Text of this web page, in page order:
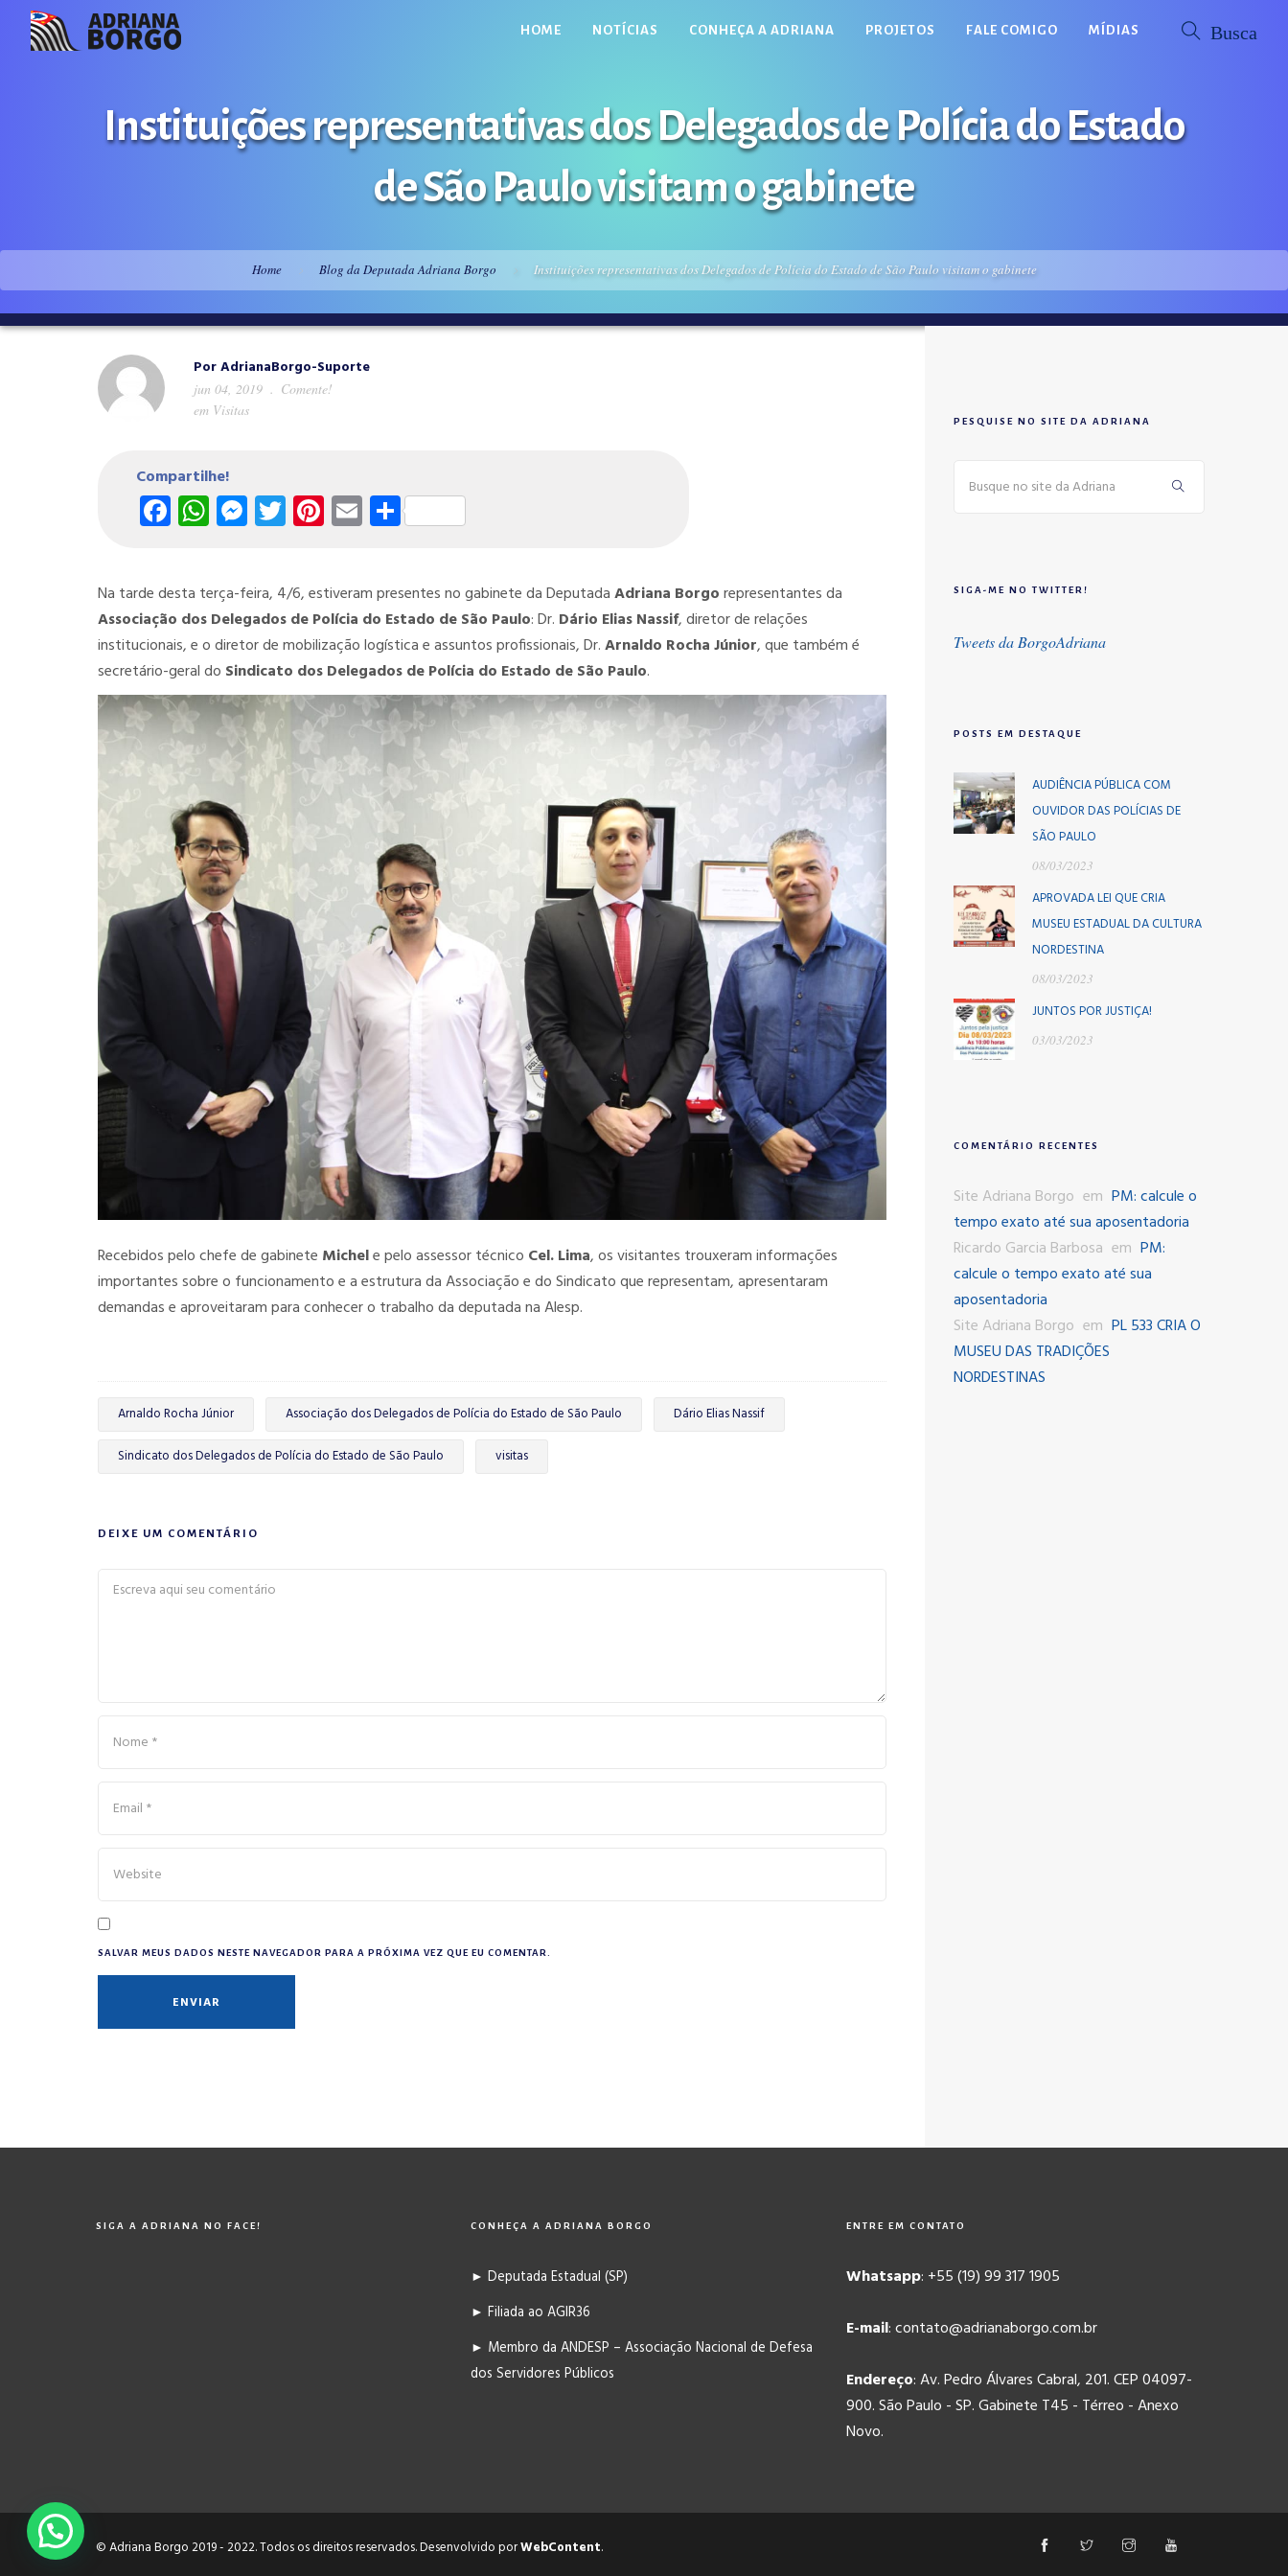
HOME NOTÍCIAS CONHEÇA A ADRIANA PROJETOS FALE COMIGO MÍDIAS
Instituições representativas dos Delegados de Polícia do Estado
de São Paulo visitam o gabinete
Home Blog da Deputada Adriana Borgo Instituições representativas dos Delegados de Polícia do Estado de São Paulo visitam o gabinete
PorAdrianaBorgo-Suporte
jun 04, 2019
Comente!
em Visitas
Compartilhe!
Facebook
WhatsApp
Messenger
Twitter
Pinterest
Email
Share
Na tarde desta terça-feira, 4/6, estiveram presentes no gabinete da DeputadaAdriana Borgorepresentantes da
Associação dos Delegados de Polícia do Estado de São Paulo: Dr. Dário Elias Nassif, diretor de relações
institucionais, e o diretor de mobilização logística e assuntos profissionais, Dr.Arnaldo Rocha Júnior, que também é
secretário-geral do Sindicato dos Delegados de Polícia do Estado de São Paulo.
Recebidos pelo chefe de gabinete Michele pelo assessor técnico Cel. Lima, os visitantes trouxeram informações
importantes sobre o funcionamento e a estrutura da Associação e do Sindicato que representam, apresentaram
demandas e aproveitaram para conhecer o trabalho da deputada na Alesp.
Arnaldo Rocha Júnior Associação dos Delegados de Polícia do Estado de São Paulo Dário Elias Nassif
Sindicato dos Delegados de Polícia do Estado de São Paulo visitas
DEIXE UM COMENTÁRIO
SALVAR MEUS DADOS NESTE NAVEGADOR PARA A PRÓXIMA VEZ QUE EU COMENTAR.
PESQUISE NO SITE DA ADRIANA
SIGA-ME NO TWITTER!
Tweets da BorgoAdriana
POSTS EM DESTAQUE
AUDIÊNCIA PÚBLICA COM
OUVIDOR DAS POLÍCIAS DE
SÃO PAULO
08/03/2023
APROVADA LEI QUE CRIA
MUSEU ESTADUAL DA CULTURA
NORDESTINA
08/03/2023
JUNTOS POR JUSTIÇA!
03/03/2023
COMENTÁRIO RECENTES
Site Adriana Borgo em PM: calcule o
tempo exato até sua aposentadoria
Ricardo Garcia Barbosa em PM:
calcule o tempo exato até sua
aposentadoria
Site Adriana Borgo em PL 533 CRIA O
MUSEU DAS TRADIÇÕES
NORDESTINAS
SIGA A ADRIANA NO FACE! CONHEÇA A ADRIANA BORGO
► Deputada Estadual (SP)
► Filiada ao AGIR36
► Membro da ANDESP – Associação Nacional de Defesa
dos Servidores Públicos
ENTRE EM CONTATO
Whatsapp: +55 (19) 99 317 1905
E-mail: contato@adrianaborgo.com.br
Endereço: Av. Pedro Álvares Cabral, 201. CEP 04097-
900. São Paulo - SP. Gabinete T45 - Térreo - Anexo
Novo.
© Adriana Borgo 2019 - 2022. Todos os direitos reservados. Desenvolvido porWebContent.